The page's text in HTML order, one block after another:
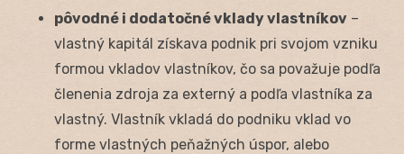
pôvodné i dodatočné vklady vlastníkov –
vlastný kapitál získava podnik pri svojom vzniku
formou vkladov vlastníkov, čo sa považuje podľa
členenia zdroja za externý a podľa vlastníka za
vlastný. Vlastník vkladá do podniku vklad vo
forme vlastných peňažných úspor, alebo